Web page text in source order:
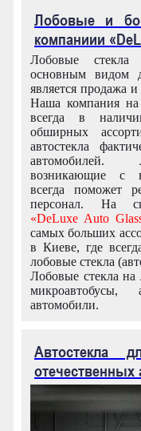
Лобовые и
компаниии
Лобовые
основным видом
является продажа и
Наша компания на
всегда в
обширных
автостекла
возникающие с
всегда поможет
персонал. На
«DeLuxe Auto
самых больших
в Киеве, где
лобовые стекла
Лобовые стекла на
микроавтобусы,
автомобили.
Автостекла
отечественных